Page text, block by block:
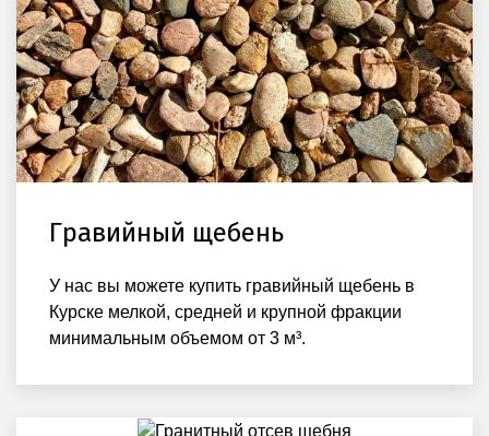
Гравийный щебень
У нас вы можете купить гравийный щебень в
Курске мелкой, средней и крупной фракции
минимальным объемом от 3 м³.